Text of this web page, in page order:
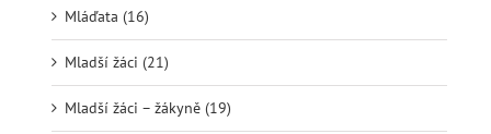
Mláďata (16)
Mladší žáci (21)
Mladší žáci – žákyně (19)